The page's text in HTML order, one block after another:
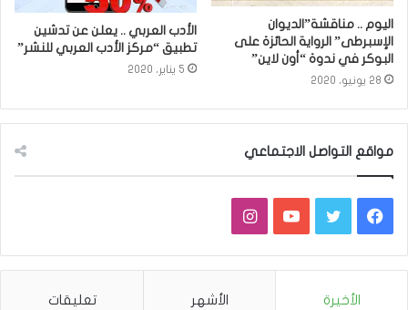
اليوم .. مناقشة”الديوان
الإسبرطى” الرواية الحائزة على
البوكر في ندوة “أون لاين”
28 يونيو، 2020
الأدب العربي .. يعلن عن تدشين
تطبيق “مركز الأدب العربي للنشر”
5 يناير، 2020
مواقع التواصل الاجتماعي
فيسبوكتويتر يوتيوبانستقرام
الأخيرة الأشهر تعليقات